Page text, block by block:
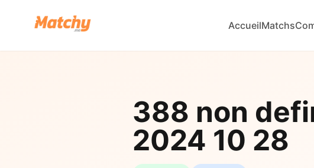
AccueilMatchs
388 non
2024 10 28